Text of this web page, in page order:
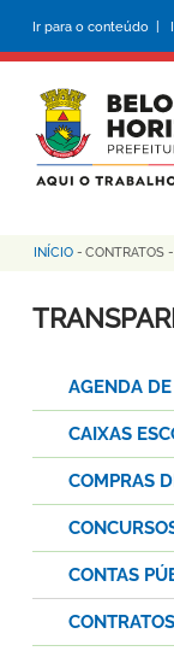
conteúdo
principal
Ir para o conteúdo |
Trilha
de
INÍCIO - CONTRATOS -
AGENDA
CAIXAS
COMPRAS
CONTAS
CONTRATOS